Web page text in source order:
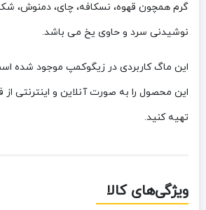
گرم همچون قهوه، نسکافه، چای، دمنوش،
نوشیدنی سرد و حاوی یخ می باشد.
این ماگ کاربردی در زیگوکمپ موجود شده
این محصول را به صورت آنلاین و اینترنتی
تهیه کنید.
ویژگی‌های کالا